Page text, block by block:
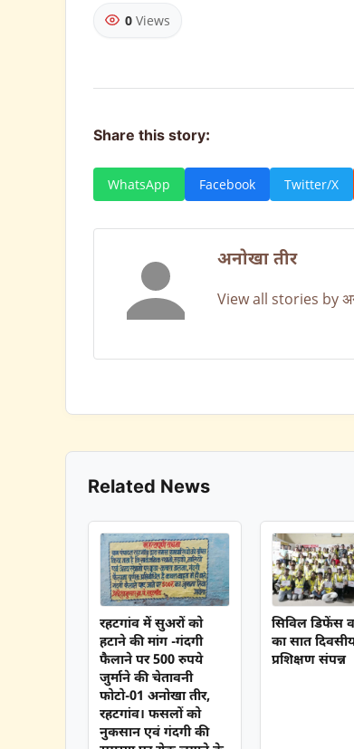
0 Views
Share this story:
WhatsApp Facebook Twitter/X
अनोखा तीर
View all stories by
Related News
रहटगांव में सुअरों को
हटाने की मांग -गंदगी
फैलाने पर 500 रुपये
जुर्माने की चेतावनी
फोटो-01 अनोखा तीर,
रहटगांव। फसलों को
नुकसान एवं गंदगी की
सिविल डिफेंस
का सात
प्रशिक्षण संपन्न